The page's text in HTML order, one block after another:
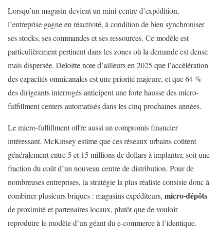
Lorsqu’un magasin devient un mini-centre d’expédition,
l’entreprise gagne en réactivité, à condition de bien synchroniser
ses stocks, ses commandes et ses ressources. Ce modèle est
particulièrement pertinent dans les zones où la demande est dense
mais dispersée. Deloitte note d’ailleurs en 2025 que l’accélération
des capacités omnicanales est une priorité majeure, et que 64 %
des dirigeants interrogés anticipent une forte hausse des micro-
fulfillment centers automatisés dans les cinq prochaines années.
Le micro-fulfillment offre aussi un compromis financier
intéressant. McKinsey estime que ces réseaux urbains coûtent
généralement entre 5 et 15 millions de dollars à implanter, soit une
fraction du coût d’un nouveau centre de distribution. Pour de
nombreuses entreprises, la stratégie la plus réaliste consiste donc à
combiner plusieurs briques : magasins expéditeurs, micro-dépôts
de proximité et partenaires locaux, plutôt que de vouloir
reproduire le modèle d’un géant du e-commerce à l’identique.